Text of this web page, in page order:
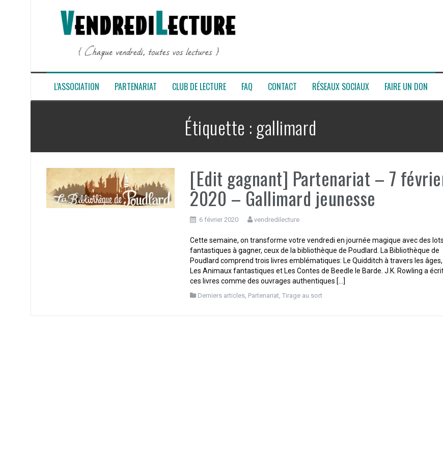
L’ASSOCIATION PARTENARIAT CLUB DE LECTURE FAQ CONTACT RÉSEAUX SOCIAUX FAIRE UN DON
Étiquette : gallimard
[Edit gagnant] Partenariat – 7
2020 – Gallimard jeunesse
6 février 2020 vendredilecture
Cette semaine, on transforme votre vendredi en journée magique avec des lots
fantastiques à gagner, ceux de la bibliothèque de Poudlard. La Bibliothèque de
Poudlard comprend trois livres emblématiques: Le Quidditch à travers les âges,
Les Animaux fantastiques et Les Contes de Beedle le Barde. J.K. Rowling a
ces livres comme des ouvrages authentiques […]
Derniers articles, Partenariat,Tirage au sort